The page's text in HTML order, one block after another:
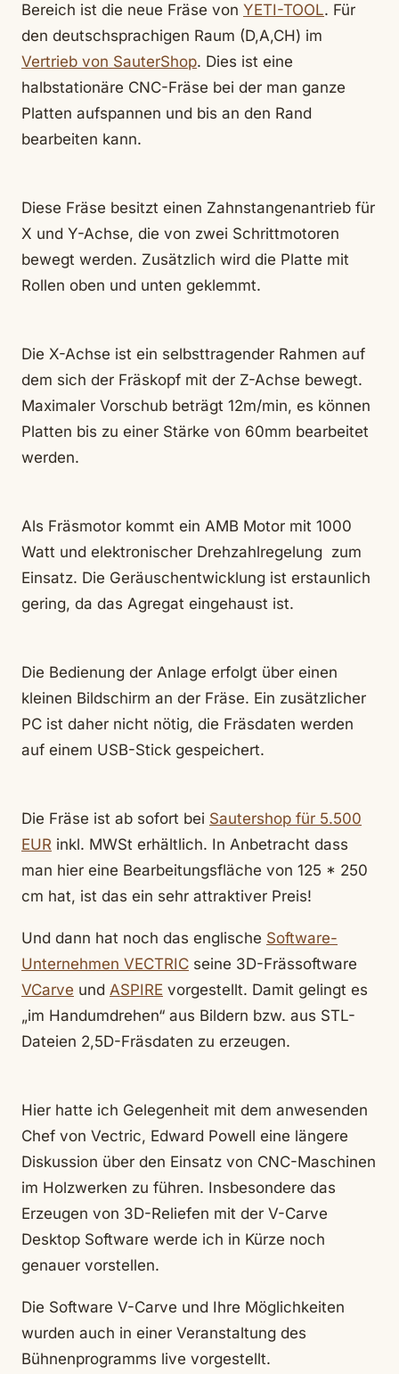
Bereich ist die neue Fräse von YETI-TOOL. Für
den deutschsprachigen Raum (D,A,CH) im
Vertrieb von SauterShop. Dies ist eine
halbstationäre CNC-Fräse bei der man ganze
Platten aufspannen und bis an den Rand
bearbeiten kann.
Diese Fräse besitzt einen Zahnstangenantrieb für
X und Y-Achse, die von zwei Schrittmotoren
bewegt werden. Zusätzlich wird die Platte mit
Rollen oben und unten geklemmt.
Die X-Achse ist ein selbsttragender Rahmen auf
dem sich der Fräskopf mit der Z-Achse bewegt.
Maximaler Vorschub beträgt 12m/min, es können
Platten bis zu einer Stärke von 60mm bearbeitet
werden.
Als Fräsmotor kommt ein AMB Motor mit 1000
Watt und elektronischer Drehzahlregelung zum
Einsatz. Die Geräuschentwicklung ist erstaunlich
gering, da das Agregat eingehaust ist.
Die Bedienung der Anlage erfolgt über einen
kleinen Bildschirm an der Fräse. Ein zusätzlicher
PC ist daher nicht nötig, die Fräsdaten werden
auf einem USB-Stick gespeichert.
Die Fräse ist ab sofort bei Sautershop für 5.500
EUR inkl. MWSt erhältlich. In Anbetracht dass
man hier eine Bearbeitungsfläche von 125 * 250
cm hat, ist das ein sehr attraktiver Preis!
Und dann hat noch das englische Software-
Unternehmen VECTRIC seine 3D-Frässoftware
VCarve und ASPIRE vorgestellt. Damit gelingt es
„im Handumdrehen“ aus Bildern bzw. aus STL-
Dateien 2,5D-Fräsdaten zu erzeugen.
Hier hatte ich Gelegenheit mit dem anwesenden
Chef von Vectric, Edward Powell eine längere
Diskussion über den Einsatz von CNC-Maschinen
im Holzwerken zu führen. Insbesondere das
Erzeugen von 3D-Reliefen mit der V-Carve
Desktop Software werde ich in Kürze noch
genauer vorstellen.
Die Software V-Carve und Ihre Möglichkeiten
wurden auch in einer Veranstaltung des
Bühnenprogramms live vorgestellt.